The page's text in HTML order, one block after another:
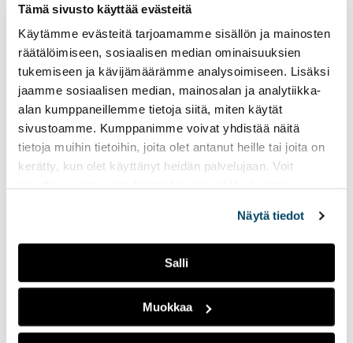
Tämä sivusto käyttää evästeitä
Käytämme evästeitä tarjoamamme sisällön ja mainosten
räätälöimiseen, sosiaalisen median ominaisuuksien
tukemiseen ja kävijämäärämme analysoimiseen. Lisäksi
jaamme sosiaalisen median, mainosalan ja analytiikka-
alan kumppaneillemme tietoja siitä, miten käytät
sivustoamme. Kumppanimme voivat yhdistää näitä
tietoja muihin tietoihin, joita olet antanut heille tai joita on
kerätty, kun olet käyttänyt heidän palvelujaan. Voit
Näytä tiedot
Salli
Muokkaa
takaama mahdollisuus oman uskonnon ja katsomuksen
opettamiseen sekä oppimiseen tulee toteutua
yhdenvertaisesti. Vaikka uskonnon opetuksen
järjestäminen edellyttäisi opetuksen järjestäjiltä
enemmän työtä ja kustannuksia, se ei saa vaikuttaa
oppilaiden tai opettajien kohteluun.
Eriarvoinen kohtelu voi ilmetä pienryhmäisen uskonnon
tai elämänkatsomustiedon opetuksen järjestämisessä
kaukana omasta koulusta, raskaissa koulupäivissä
opetustuntien sijoituksen vuoksi tai opettajien
epäpätevyydessä.